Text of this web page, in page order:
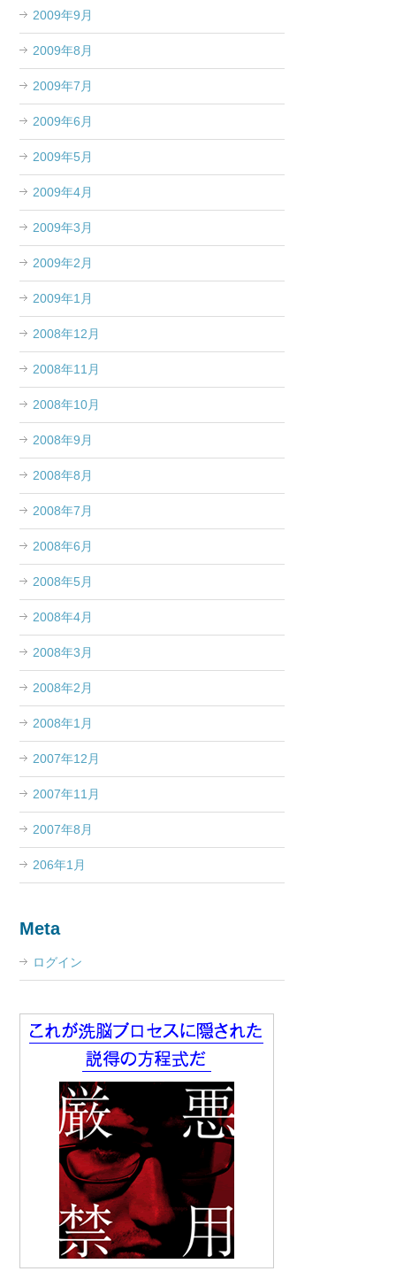
2009年9月
2009年8月
2009年7月
2009年6月
2009年5月
2009年4月
2009年3月
2009年2月
2009年1月
2008年12月
2008年11月
2008年10月
2008年9月
2008年8月
2008年7月
2008年6月
2008年5月
2008年4月
2008年3月
2008年2月
2008年1月
2007年12月
2007年11月
2007年8月
206年1月
Meta
ログイン